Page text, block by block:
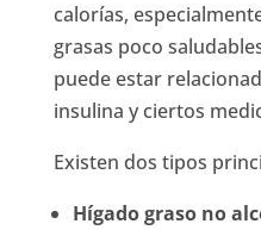
calorías,
grasas poco
puede estar
insulina y ciertos
Existen dos tipos
Hígado graso no